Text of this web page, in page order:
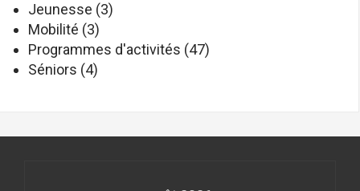
Jeunesse (3)
Mobilité (3)
Programmes d'activités (47)
Séniors (4)